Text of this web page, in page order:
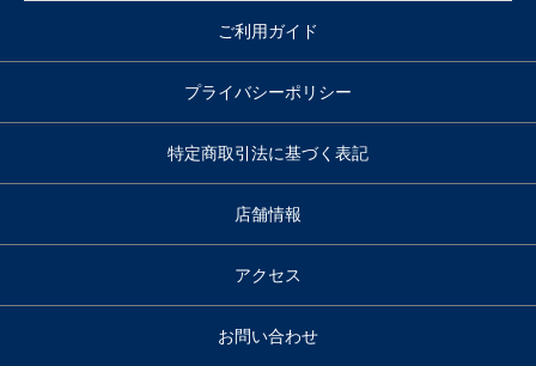
ご利用ガイド
プライバシーポリシー
特定商取引法に基づく表記
店舗情報
アクセス
お問い合わせ